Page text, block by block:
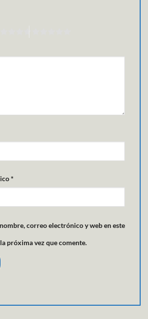
*
correo electrónico y web en este
próxima vez que comente.